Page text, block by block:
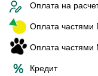
Оплата на
Оплата частями
Оплата частями
Кредит